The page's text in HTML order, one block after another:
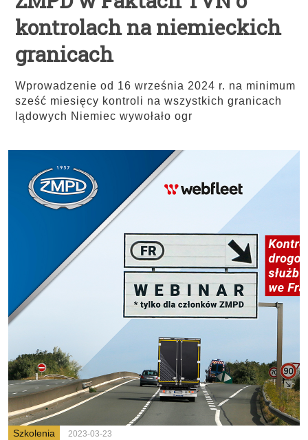
kontrolach na niemieckich
granicach
Wprowadzenie od 16 września 2024 r. na minimum
sześć miesięcy kontroli na wszystkich granicach
lądowych Niemiec wywołało ogr
Szkolenia 2023-03-23